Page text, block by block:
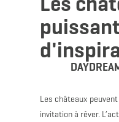
Les châteaux
invitation à rêver.